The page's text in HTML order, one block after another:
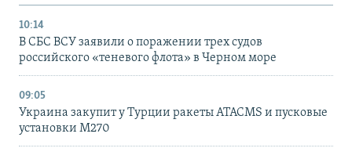
10:14
В СБС ВСУ заявили о поражении трех судов
российского «теневого флота» в Черном море
09:05
Украина закупит у Турции ракеты ATACMS и пусковые
установки M270